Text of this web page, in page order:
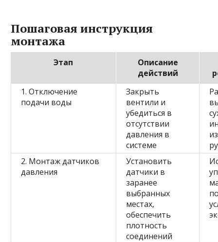
Пошаговая инструкция
монтажа
Этап
Описание
действий
1. Отключение
подачи воды
Закрыть
вентили и
убедиться в
отсутствии
давления в
системе
2. Монтаж датчиков
давления
Установить
датчики в
заранее
выбранных
местах,
обеспечить
плотность
соединений